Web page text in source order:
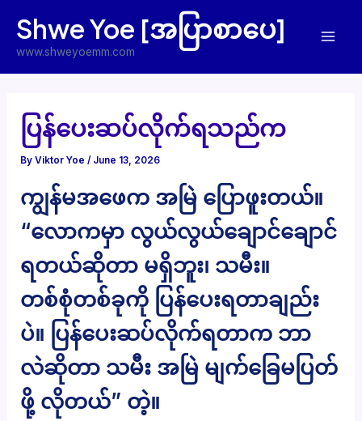
content
Shwe Yoe [အပြာစာပေ]
www.shweyoemm.com
ပြန်ပေးဆပ်လိုက်ရသည်က
ByViktor Yoe/ June 13, 2026
ကျွန်မအဖေက အမြဲ ပြောဖူးတယ်။
“လောကမှာ လွယ်လွယ်ချောင်ချောင်
ရတယ်ဆိုတာ မရှိဘူး၊ သမီး။
တစ်စုံတစ်ခုကို ပြန်ပေးရတာချည်း
ပဲ။ ပြန်ပေးဆပ်လိုက်ရတာက ဘာ
လဲဆိုတာ သမီး အမြဲ မျက်ခြေမပြတ်
ဖို့ လိုတယ်” တဲ့။